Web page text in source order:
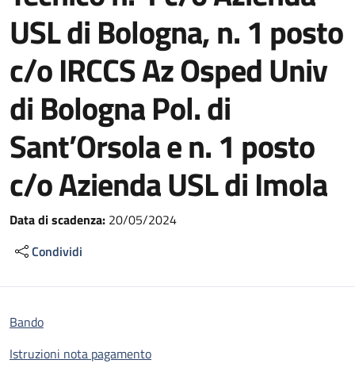
USL di Bologna, n. 1 posto
c/o IRCCS Az Osped Univ
di Bologna Pol. di
Sant’Orsola e n. 1 posto
c/o Azienda USL di Imola
Data di scadenza: 20/05/2024
Condividi
Bando
Istruzioni nota pagamento